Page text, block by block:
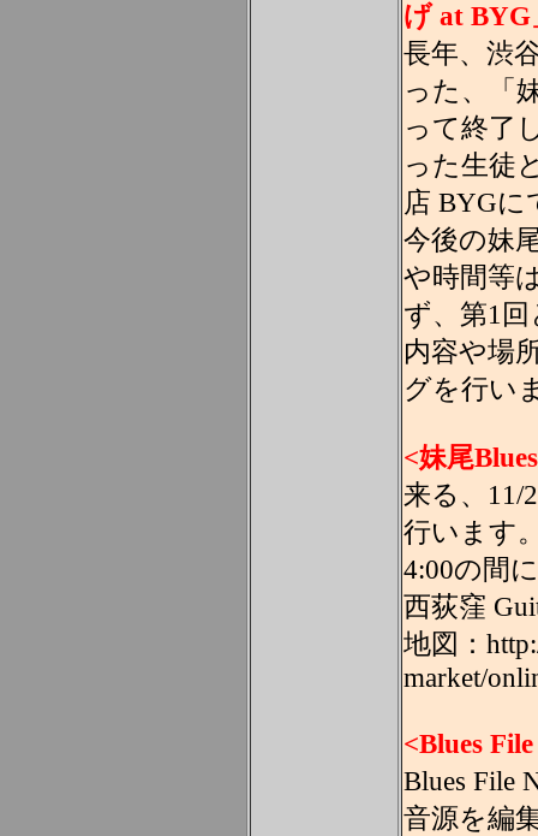
げ at BYG
長年、渋
った、「
って終了
った生徒
店 BYG
今後の妹
や時間等
ず、第1
内容や場
グを行い
<妹尾
来る、11/
行います
4:00の間
西荻窪
地図：
market/
<Blues
Blues File
音源を編